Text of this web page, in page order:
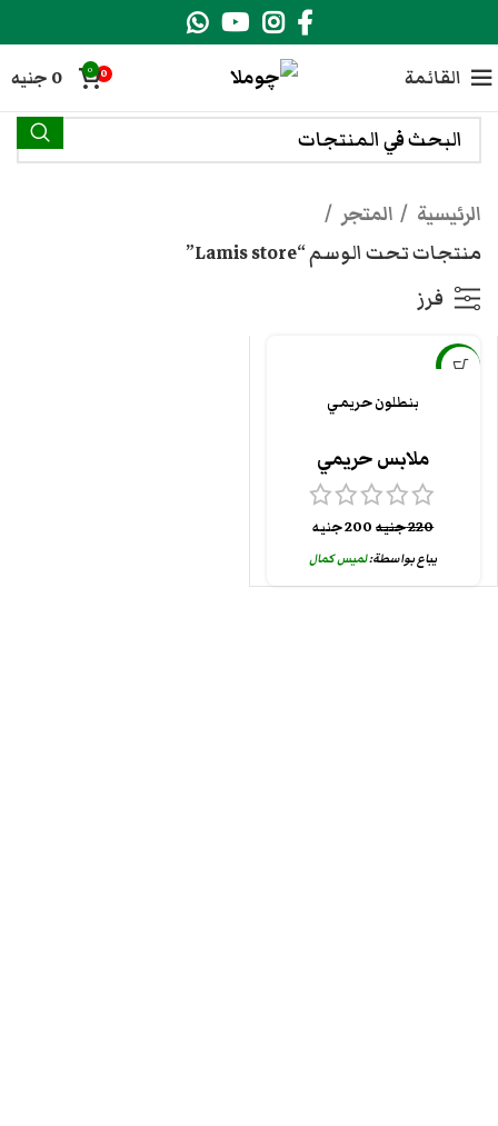
القائمة 0
0
0 جنيه
الرئيسية
المتجر
منتجات تحت الوسم “Lamis store”
فرز
-9%
بنطلون حريمي
ملابس حريمي
220جنيه 200جنيه
يباع بواسطة:لميس كمال